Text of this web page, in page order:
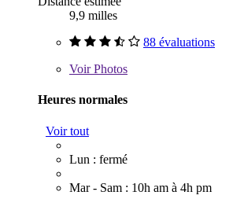
9,9 milles
88 évaluations
VoirPhotos
Heures normales
Voir tout
Lun : fermé
Mar - Sam : 10h am à 4h pm